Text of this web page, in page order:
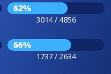
62%
3014 / 4856
66%
1737 / 2634